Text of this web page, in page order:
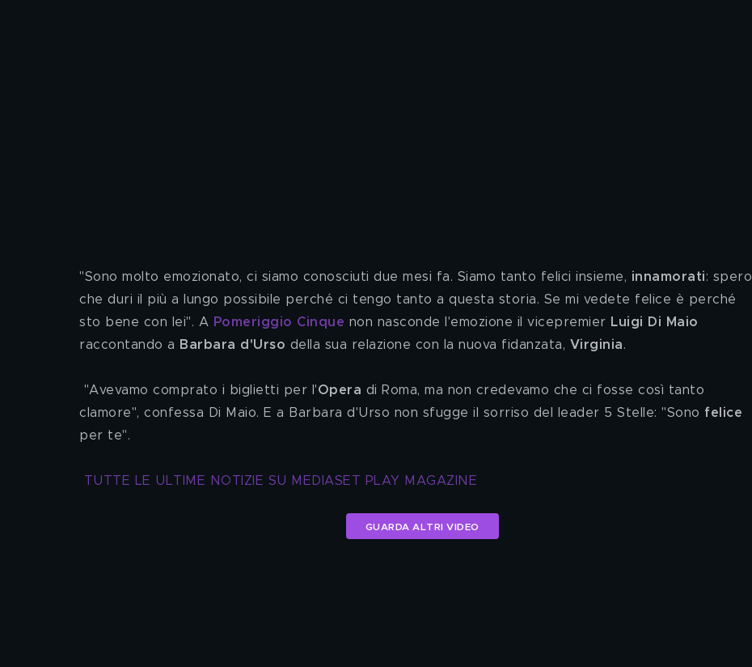
"Sono molto emozionato, ci siamo conosciuti due mesi fa. Siamo tanto felici insieme, innamorati: spero
che duri il più a lungo possibile perché ci tengo tanto a questa storia. Se mi vedete felice è perché
sto bene con lei". A
Pomeriggio Cinque non nasconde l'emozione il vicepremier Luigi Di Maio
raccontando a
Barbara d'Urso della sua relazione con la nuova fidanzata, Virginia.
"Avevamo comprato i biglietti per l'Opera di Roma, ma non credevamo che ci fosse così tanto
clamore", confessa Di Maio. E a Barbara d'Urso non sfugge il sorriso del leader 5 Stelle: "Sono felice
per te".
TUTTE LE ULTIME NOTIZIE SU MEDIASET PLAY MAGAZINE
GUARDA ALTRI VIDEO